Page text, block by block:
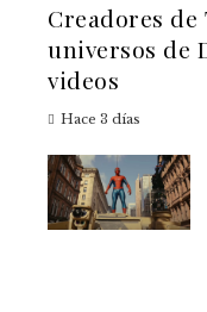
Creadores
universos de
videos
Hace 3 días